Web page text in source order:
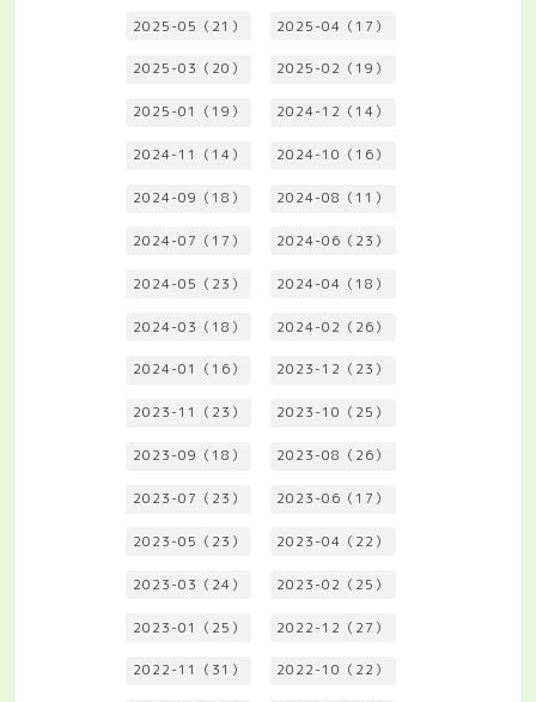
2025-05（21） 2025-04（17）
2025-03（20） 2025-02（19）
2025-01（19） 2024-12（14）
2024-11（14） 2024-10（16）
2024-09（18） 2024-08（11）
2024-07（17） 2024-06（23）
2024-05（23） 2024-04（18）
2024-03（18） 2024-02（26）
2024-01（16） 2023-12（23）
2023-11（23） 2023-10（25）
2023-09（18） 2023-08（26）
2023-07（23） 2023-06（17）
2023-05（23） 2023-04（22）
2023-03（24） 2023-02（25）
2023-01（25） 2022-12（27）
2022-11（31） 2022-10（22）